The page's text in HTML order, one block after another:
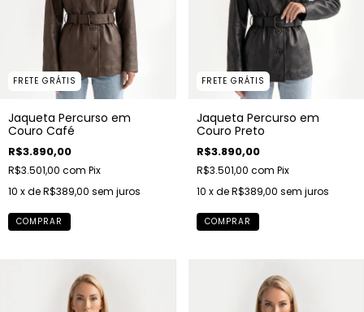
FRETE GRÁTIS
Jaqueta Percurso em
Couro Café
R$3.890,00
R$3.501,00 com Pix
10 x deR$389,00 sem juros
COMPRAR
FRETE GRÁTIS
Jaqueta Percurso em
Couro Preto
R$3.890,00
R$3.501,00 com Pix
10 x deR$389,00 sem juros
COMPRAR